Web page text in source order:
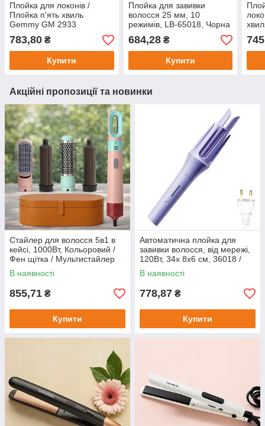
Плойка для локонів /
Плойка п'ять хвиль
Gemmy GM 2933
783,80 ₴
Купити
Плойка для завивки
волосся 25 мм, 10
режимів, LB-65018, Чорна
/ Плойка хвиля з дисплеєм
/ Плойка для локонів
684,28₴
Купити
Акційні пропозиції та новинки
Стайлер для волосся 5в1 в
кейсі, 1000Вт, Кольоровий /
Фен щітка / Мультистайлер
для волосся / Стайлер для
укладання волосся
В наявності
855,71 ₴
Купити
Автоматична плойка для
завивки волосся, від мережі,
120Вт, 34х 8х6 см, 36018 /
Праска для волосся /
Стайлер для волосся
В наявності
778,87 ₴
Купити